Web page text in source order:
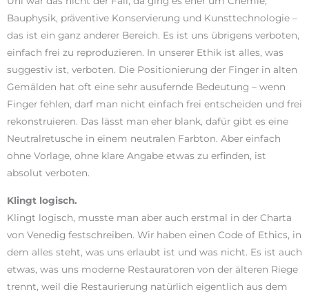
Bauphysik, präventive Konservierung und Kunsttechnologie –
das ist ein ganz anderer Bereich. Es ist uns übrigens verboten,
einfach frei zu reproduzieren. In unserer Ethik ist alles, was
suggestiv ist, verboten. Die Positionierung der Finger in alten
Gemälden hat oft eine sehr ausufernde Bedeutung – wenn
Finger fehlen, darf man nicht einfach frei entscheiden und frei
rekonstruieren. Das lässt man eher blank, dafür gibt es eine
Neutralretusche in einem neutralen Farbton. Aber einfach
ohne Vorlage, ohne klare Angabe etwas zu erfinden, ist
absolut verboten.
Klingt logisch.
Klingt logisch, musste man aber auch erstmal in der Charta
von Venedig festschreiben. Wir haben einen Code of Ethics, in
dem alles steht, was uns erlaubt ist und was nicht. Es ist auch
etwas, was uns moderne Restauratoren von der älteren Riege
trennt, weil die Restaurierung natürlich eigentlich aus dem